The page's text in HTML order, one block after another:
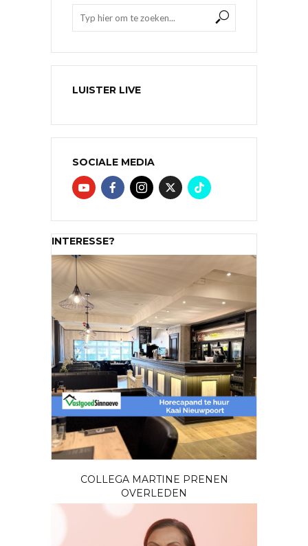
LUISTER LIVE
SOCIALE MEDIA
INTERESSE?
COLLEGA MARTINE PRENEN
OVERLEDEN